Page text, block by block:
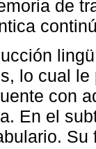
de
lo cual
con
En el